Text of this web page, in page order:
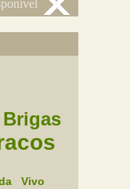
Brigas
Vivo